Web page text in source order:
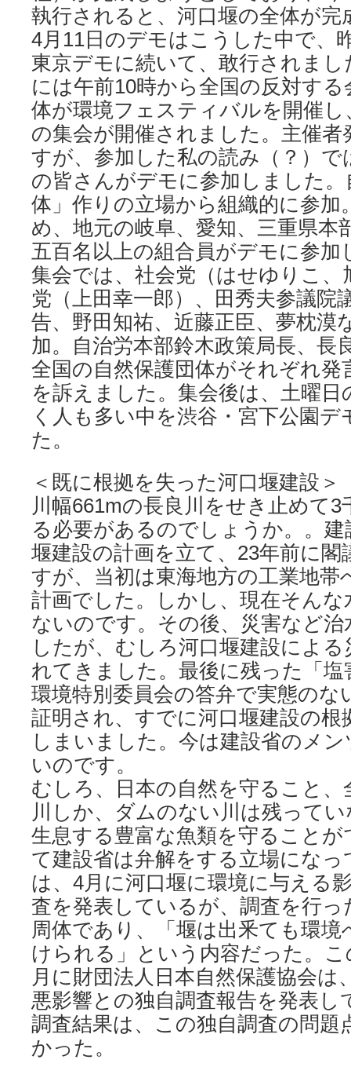
執行されると、河口堰の全体が完
4月11日のデモはこうした中で、
東京デモに続いて、敢行されまし
には午前10時から全国の反対す
体が環境フェスティバルを開催し
の集会が開催されました。主催
すが、参加した私の読み（？）で
の皆さんがデモに参加しました
体」作りの立場から組織的に参加
め、地元の岐阜、愛知、三重県本
五百名以上の組合員がデモに参加
集会では、社会党（はせゆりこ、
党（上田幸一郎）、田秀夫参議院
告、野田知祐、近藤正臣、夢枕漠
加。自治労本部鈴木政策局長、長
全国の自然保護団体がそれぞれ発
を訴えました。集会後は、土曜
く人も多い中を渋谷・宮下公園
た。
＜既に根拠を失った河口堰建設＞
川幅661mの長良川をせき止めて
る必要があるのでしょうか。。
堰建設の計画を立て、23年前に
すが、当初は東海地方の工業地帯
計画でした。しかし、現在そん
ないのです。その後、災害など
したが、むしろ河口堰建設によ
れてきました。最後に残った「塩
環境特別委員会の答弁で実態のな
証明され、すでに河口堰建設の
しまいました。今は建設省のメ
いのです。
むしろ、日本の自然を守ること、
川しか、ダムのない川は残って
生息する豊富な魚類を守ること
て建設省は弁解をする立場にな
は、4月に河口堰に環境に与える
査を発表しているが、調査を行
周体であり、「堰は出釆ても環
けられる」という内容だった。
月に財団法人日本自然保護協会は
悪影響との独自調査報告を発表し
調査結果は、この独自調査の問題
かった。